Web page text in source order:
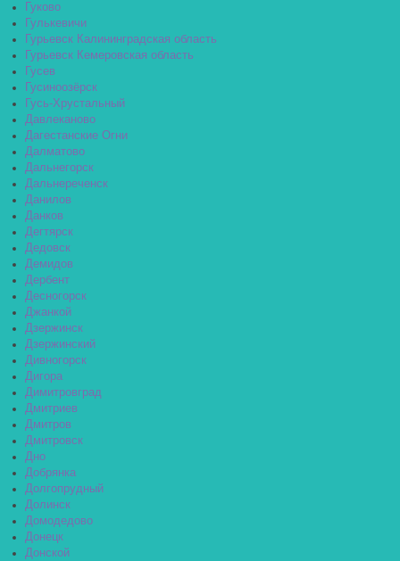
Гуково
Гулькевичи
Гурьевск Калининградская область
Гурьевск Кемеровская область
Гусев
Гусиноозёрск
Гусь-Хрустальный
Давлеканово
Дагестанские Огни
Далматово
Дальнегорск
Дальнереченск
Данилов
Данков
Дегтярск
Дедовск
Демидов
Дербент
Десногорск
Джанкой
Дзержинск
Дзержинский
Дивногорск
Дигора
Димитровград
Дмитриев
Дмитров
Дмитровск
Дно
Добрянка
Долгопрудный
Долинск
Домодедово
Донецк
Донской